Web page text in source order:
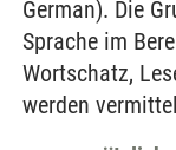
German). Die
Sprache im
Wortschatz,
werden